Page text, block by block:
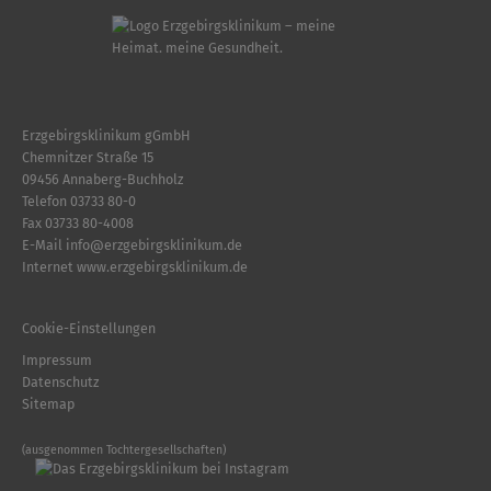
Erzgebirgsklinikum gGmbH
Chemnitzer Straße 15
09456 Annaberg-Buchholz
Telefon 03733 80-0
Fax 03733 80-4008
E-Mail info@erzgebirgsklinikum.de
Internet www.erzgebirgsklinikum.de
Cookie-Einstellungen
Impressum
Datenschutz
Sitemap
(ausgenommen Tochtergesellschaften)